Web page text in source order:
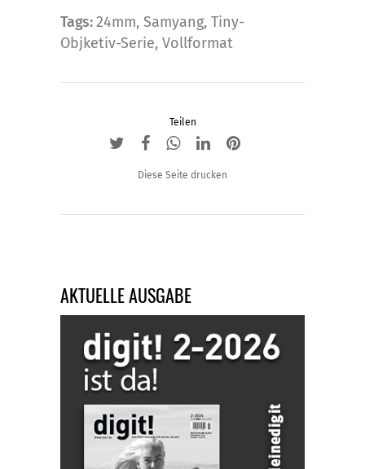
Tags: 24mm, Samyang, Tiny-
Objketiv-Serie, Vollformat
Teilen
Diese Seite drucken
AKTUELLE AUSGABE